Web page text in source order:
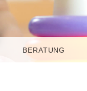
BERATUNG